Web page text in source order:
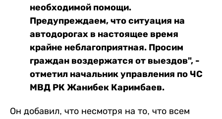
необходимой помощи.
Предупреждаем, что ситуация на
автодорогах в настоящее время
крайне неблагоприятная. Просим
граждан воздержатся от выездов", -
отметил начальник управления по ЧС
МВД РК Жанибек Каримбаев.
Он добавил, что несмотря на то, что всем